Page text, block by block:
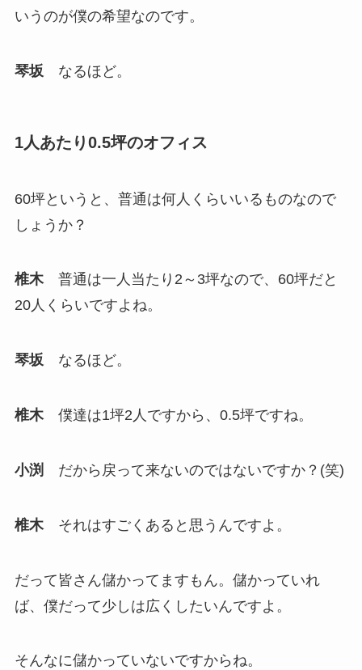
いうのが僕の希望なのです。
琴坂なるほど。
1人あたり0.5坪のオフィス
60坪というと、普通は何人くらいいるものなので
しょうか？
椎木普通は一人当たり2～3坪なので、60坪だと
20人くらいですよね。
琴坂なるほど。
椎木僕達は1坪2人ですから、0.5坪ですね。
小渕 だから戻って来ないのではないですか？(笑)
椎木それはすごくあると思うんですよ。
だって皆さん儲かってますもん。儲かっていれ
ば、僕だって少しは広くしたいんですよ。
そんなに儲かっていないですからね。